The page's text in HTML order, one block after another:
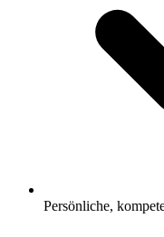
Persönliche,